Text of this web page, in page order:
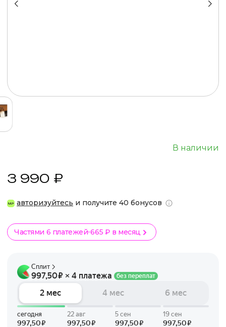
В наличии
3 990 ₽
авторизуйтесь и получите 40 бонусов
Частями 6 платежей 665 ₽ в месяц